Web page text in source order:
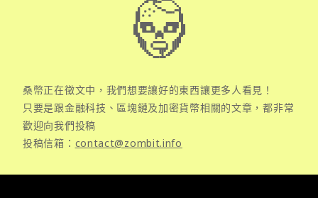
桑幣正在徵文中，我們想要讓好的東西讓更多人看見！
只要是跟金融科技、區塊鏈及加密貨幣相關的文章，都非常
歡迎向我們投稿
投稿信箱： contact@zombit.info